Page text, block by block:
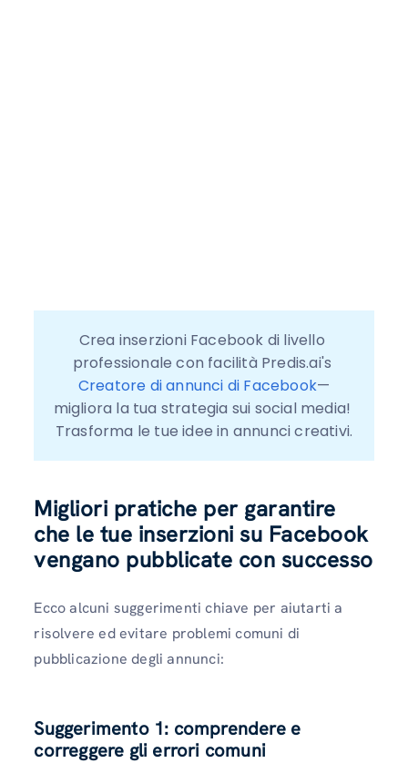
Crea inserzioni Facebook di livello
Creatore di annunci di Facebook—
migliora la tua strategia sui social media!
Trasforma le tue idee in annunci creativi.
Migliori pratiche per garantire
che le tue inserzioni su Facebook
vengano pubblicate con successo
Ecco alcuni suggerimenti chiave per aiutarti a
risolvere ed evitare problemi comuni di
pubblicazione degli annunci:
Suggerimento 1: comprendere e
correggere gli errori comuni